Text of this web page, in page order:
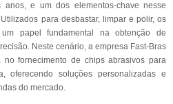
anos, e um dos elementos-chave nesse
para desbastar, limpar e polir, os
papel fundamental na obtenção de
Neste cenário, a empresa Fast-Bras
fornecimento de chips abrasivos para
oferecendo soluções personalizadas e
do mercado.